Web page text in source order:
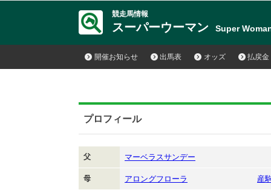
競走馬情報
スーパーウーマン Super
開催お知らせ 出馬表 オッズ 払戻金
プロフィール
父 マーベラスサンデー
母 アロングフローラ 産